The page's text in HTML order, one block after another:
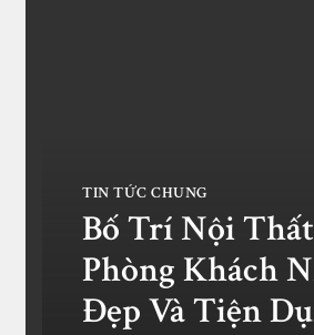
TIN TỨC CHUNG
Bố Trí Nội Thất
Phòng Khách
Đẹp Và Tiện